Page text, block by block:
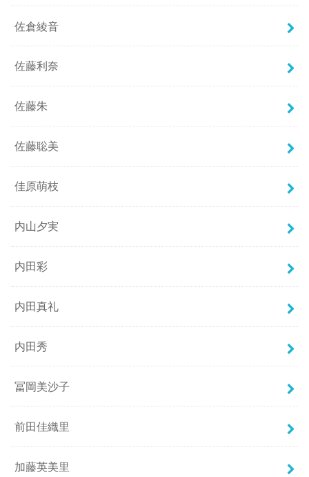
佐倉綾音
佐藤利奈
佐藤朱
佐藤聡美
佳原萌枝
内山夕実
内田彩
内田真礼
内田秀
冨岡美沙子
前田佳織里
加藤英美里